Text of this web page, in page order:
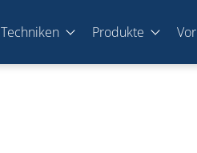
Techniken Produkte